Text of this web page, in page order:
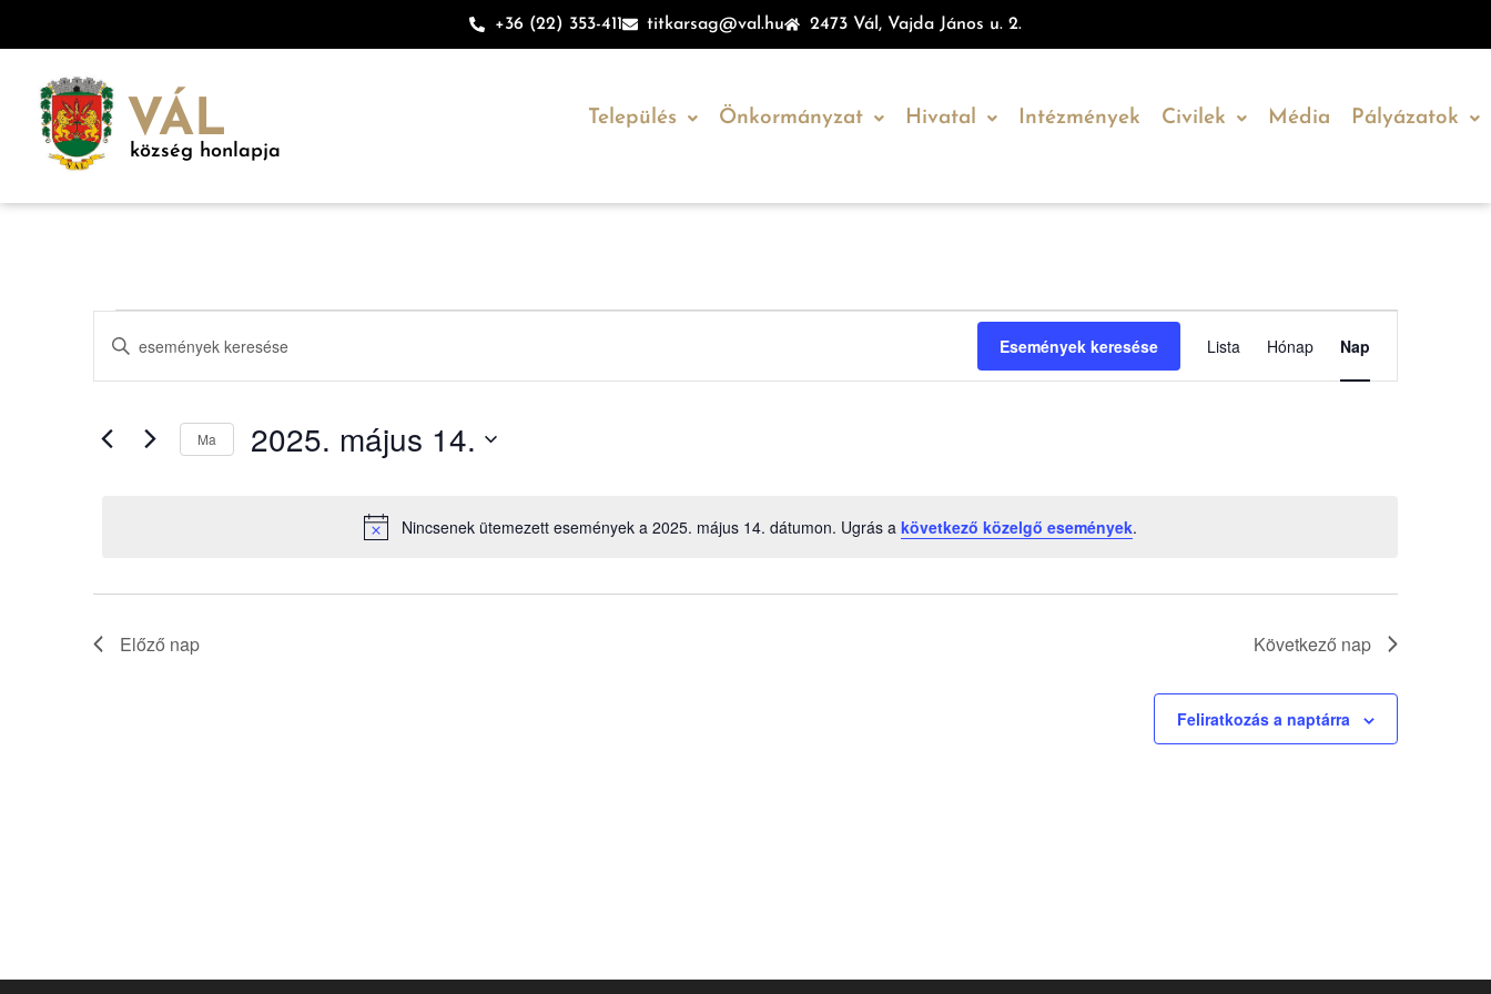
+36 (22) 353-411 titkarsag@val.hu 2473 Vál, Vajda János u. 2.
VÁL
község honlapja
Település Önkormányzat Hivatal Intézmények Civilek Média Pályázatok
Notice
Nincsenek ütemezett események a 2025. május 14. dátumon. Ugrás a következő közelgő események.
Események
keresése
nézet
Írja
be
keresőszót.
a
Események
Események keresése
nézet
Lista Hónap Nap
Ma 2025. május 14.
Előző nap Következő nap
Feliratkozás a naptárra